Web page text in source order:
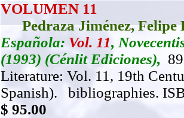
VOLUMEN 11
Pedraza Jiménez,Felipe
Española: Vol. 11,
(1993) (Cénlit Ediciones),
Literature: Vol. 11, 19th
Spanish).
bibliographies.
$ 95.00